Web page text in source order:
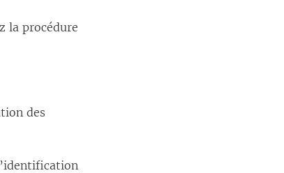
la procédure
des